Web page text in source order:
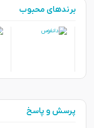
برندهای محبوب
پرسش و پاسخ